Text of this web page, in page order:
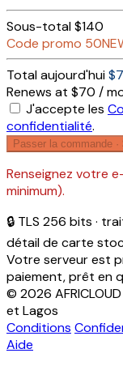
Sous-total$140
Code promo
Total aujourd'hui
Renews at $70 /
J'accepte les
confidentialité.
Passer la commande ·
Renseignez votre
minimum).
🔒 TLS 256 bits ·
détail de carte
Votre serveur est
paiement, prêt en
© 2026
et Lagos
Conditions
Aide